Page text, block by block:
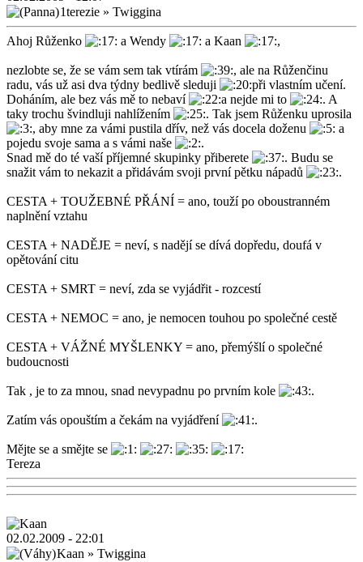
1terezie » Twiggina
Ahoj Růženko a Wendy a Kaan ,
nezlobte se, že se vám sem tak vtírám
, ale na Růženčinu
radu, vás už asi dva týdny bedlivě sleduji
při vlastním učení.
Doháním, ale bez vás mě to nebaví
a nejde mi to
. A
taky trochu švindluji nahlížením
. Tak jsem Růženku uprosila
, aby mne za vámi pustila dřív, než vás docela doženu
a
pojedu svoje sama a s vámi naše
.
Snad mě do té vaší příjemné skupinky přiberete
. Budu se
snažit vám to nekazit a přidávám svoji první pětku nápadů
.
CESTA + TOUŽEBNÉ PŘÁNÍ = ano, touží po oboustranném
naplnění vztahu
CESTA + NADĚJE = neví, s nadějí se dívá dopředu, doufá v
opětování citu
CESTA + SMRT = neví, zda se vyjádřit - rozcestí
CESTA + NEMOC = ano, je nemocen touhou po společné cestě
CESTA + VÁŽNÉ MYŠLENKY = ano, přemýšlí o společné
budoucnosti
Tak , je to za mnou, snad nevypadnu po prvním kole .
Zatím vás opouštím a čekám na vyjádření .
Mějte se a smějte se
Tereza
02.02.2009 - 22:01
Kaan » Twiggina